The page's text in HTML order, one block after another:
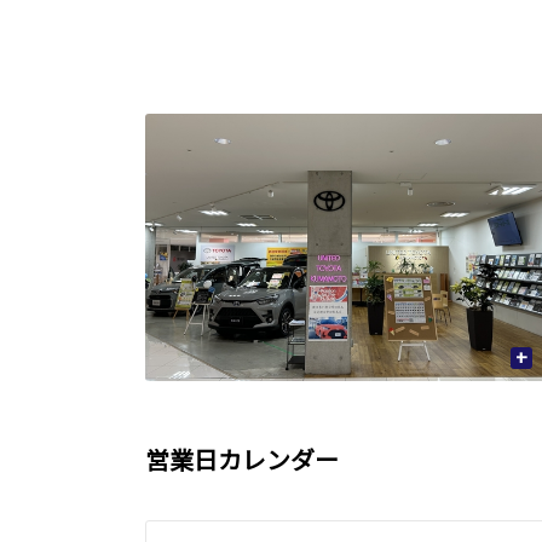
+
営業日カレンダー